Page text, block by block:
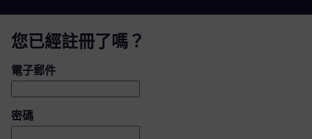
您已經註冊了嗎？
登入：使用者和密碼
電子郵件
密碼